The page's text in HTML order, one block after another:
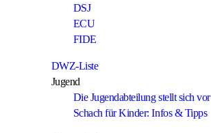
DSJ
ECU
FIDE
DWZ-Liste
Jugend
Die Jugendabteilung stellt sich vor
Schach für Kinder: Infos & Tipps